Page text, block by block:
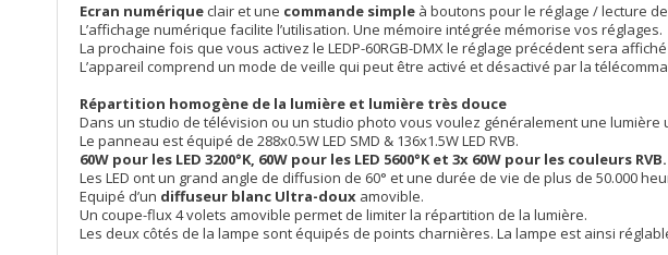
Ecran numérique clair et une commande simple à boutons pour le réglage / lecture
L’affichage numérique facilite l’utilisation. Une mémoire intégrée mémorise vos réglages.
La prochaine fois que vous activez le LEDP-60RGB-DMX le réglage précédent sera affiché
L’appareil comprend un mode de veille qui peut être activé et désactivé par la
Répartition homogène de la lumière et lumière très douce
Dans un studio de télévision ou un studio photo vous voulez généralement une
Le panneau est équipé de 288x0.5W LED SMD & 136x1.5W LED RVB.
60W pour les LED 3200°K, 60W pour les LED 5600°Ket 3x 60W pour les couleurs RVB.
Les LED ont un grand angle de diffusion de 60° et une durée de vie de plus de 50.000
Equipé d’un diffuseur blanc Ultra-doux amovible.
Un coupe-flux 4 volets amovible permet de limiter la répartition de la lumière.
Les deux côtés de la lampe sont équipés de points charnières. La lampe est ainsi